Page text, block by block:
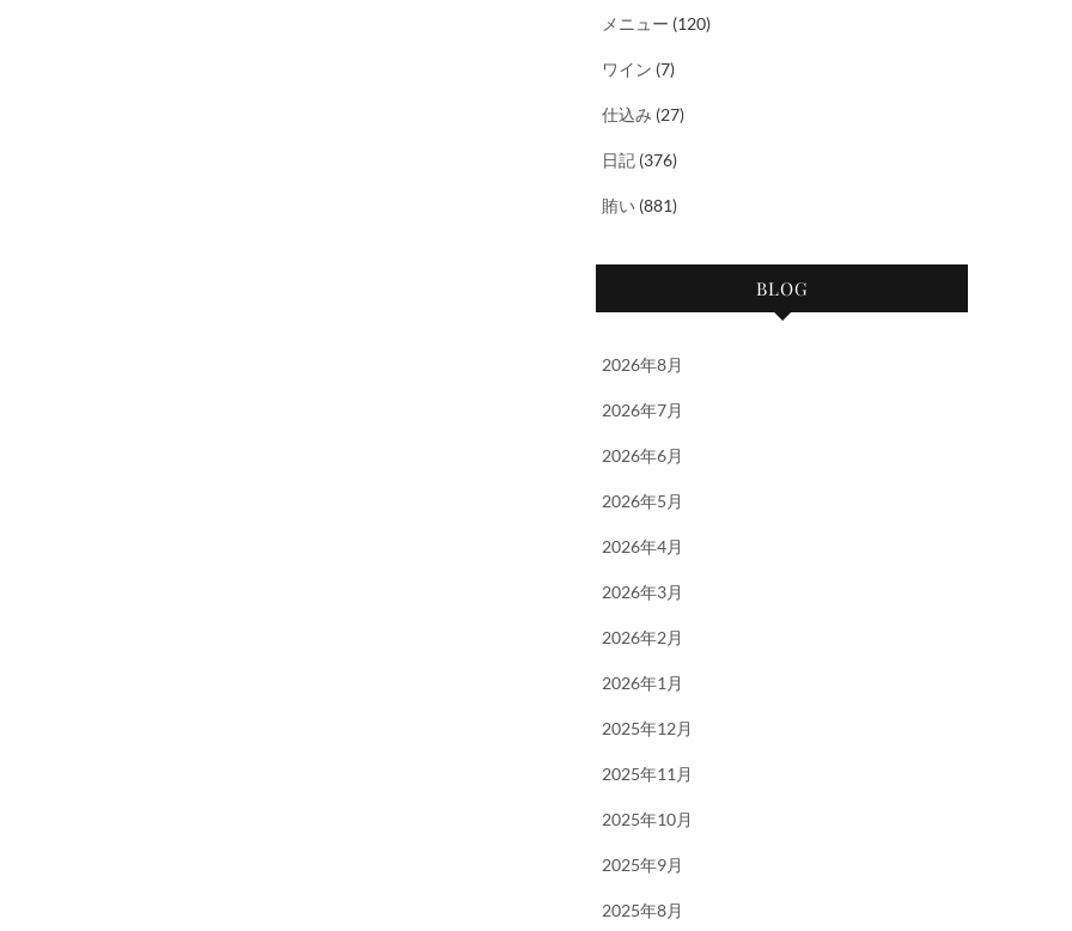
メニュー (120)
ワイン (7)
仕込み (27)
日記 (376)
賄い (881)
BLOG
2026年8月
2026年7月
2026年6月
2026年5月
2026年4月
2026年3月
2026年2月
2026年1月
2025年12月
2025年11月
2025年10月
2025年9月
2025年8月